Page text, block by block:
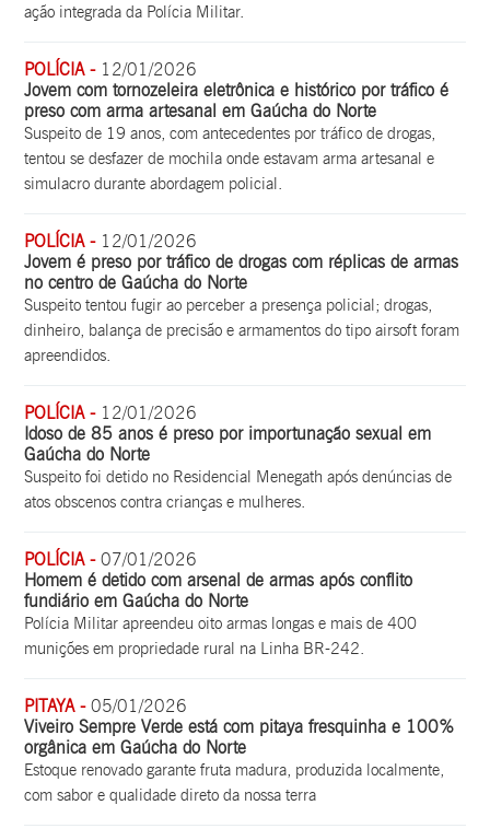
ação integrada da Polícia Militar.
POLÍCIA - 12/01/2026
Jovem com tornozeleira eletrônica e histórico por tráfico é
preso com arma artesanal em Gaúcha do Norte
Suspeito de 19 anos, com antecedentes por tráfico de drogas,
tentou se desfazer de mochila onde estavam arma artesanal e
simulacro durante abordagem policial.
POLÍCIA - 12/01/2026
Jovem é preso por tráfico de drogas com réplicas de armas
no centro de Gaúcha do Norte
Suspeito tentou fugir ao perceber a presença policial; drogas,
dinheiro, balança de precisão e armamentos do tipo airsoft foram
apreendidos.
POLÍCIA - 12/01/2026
Idoso de 85 anos é preso por importunação sexual em
Gaúcha do Norte
Suspeito foi detido no Residencial Menegath após denúncias de
atos obscenos contra crianças e mulheres.
POLÍCIA -07/01/2026
Homem é detido com arsenal de armas após conflito
fundiário em Gaúcha do Norte
Polícia Militar apreendeu oito armas longas e mais de 400
munições em propriedade rural na Linha BR-242.
PITAYA -05/01/2026
Viveiro Sempre Verde está com pitaya fresquinha e 100%
orgânica em Gaúcha do Norte
Estoque renovado garante fruta madura, produzida localmente,
com sabor e qualidade direto da nossa terra